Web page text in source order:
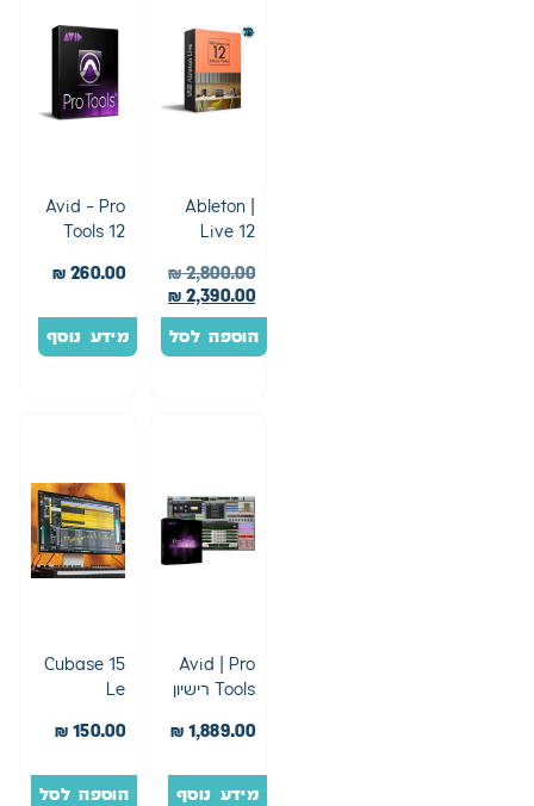
Ableton |
Live 12
₪2,800.00
₪ 2,390.00
הוספה לסל
Avid – Pro
Tools 12
סטודנט מנוי
₪ 260.00
מידע נוסף
Avid | Pro
Tools רישיון
כולל תוכנית
₪ 1,889.00
מידע נוסף
Cubase 15
Le
₪ 150.00
הוספה לסל